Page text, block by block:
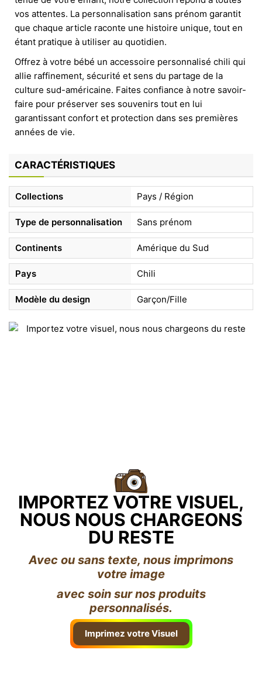
vos attentes. La personnalisation sans prénom garantit
que chaque article raconte une histoire unique, tout en
étant pratique à utiliser au quotidien.
Offrez à votre bébé un accessoire personnalisé chili qui
allie raffinement, sécurité et sens du partage de la
culture sud-américaine. Faites confiance à notre savoir-
faire pour préserver ses souvenirs tout en lui
garantissant confort et protection dans ses premières
années de vie.
CARACTÉRISTIQUES
Collections Pays / Région
Type de personnalisation Sans prénom
Continents Amérique du Sud
Pays Chili
Modèle du design Garçon/Fille
IMPORTEZ VOTRE VISUEL,
NOUS NOUS CHARGEONS
DU RESTE
Avec ou sans texte, nous imprimons
votre image
avec soin sur nos produits
personnalisés.
Imprimez votre Visuel